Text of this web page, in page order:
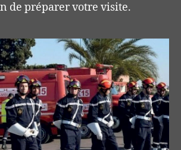
de préparer votre visite.